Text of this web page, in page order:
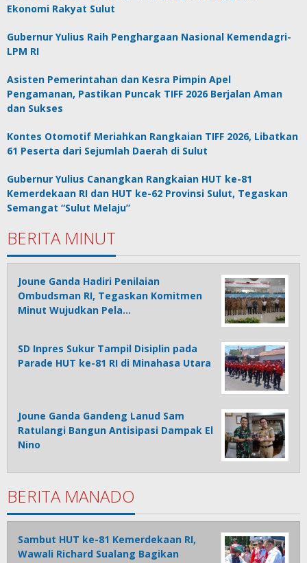
Ekonomi Rakyat Sulut
Gubernur Yulius Raih Penghargaan Nasional Kemendagri-
LPM RI
Asisten Pemerintahan dan Kesra Pimpin Apel
Pengamanan, Pastikan Puncak TIFF 2026 Berjalan Aman
dan Sukses
Kontes Otomotif Meriahkan Rangkaian TIFF 2026, Libatkan
61 Peserta dari Sejumlah Daerah di Sulut
Gubernur Yulius Canangkan Rangkaian HUT ke-81
Kemerdekaan RI dan HUT ke-62 Provinsi Sulut, Tegaskan
Semangat “Sulut Melaju”
BERITA MINUT
Joune Ganda Hadiri Penilaian
Ombudsman RI, Tegaskan Komitmen
Minut Wujudkan Pela…
SD Inpres Sukur Tampil Disiplin pada
Parade HUT ke-81 RI di Minahasa Utara
Joune Ganda Gandeng Lanud Sam
Ratulangi Bangun Antisipasi Dampak El
Nino
BERITA MANADO
Sambut HUT ke-81 Kemerdekaan RI,
Wawali Richard Sualang Bagikan